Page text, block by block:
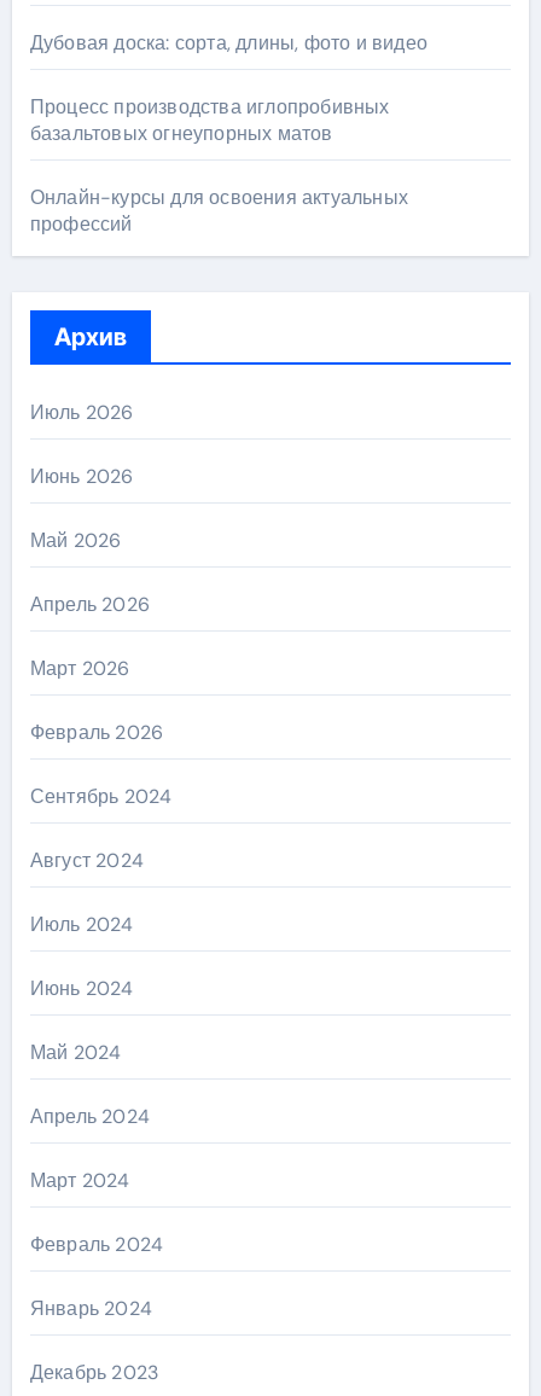
Дубовая доска: сорта, длины, фото и видео
Процесс производства иглопробивных
базальтовых огнеупорных матов
Онлайн-курсы для освоения актуальных
профессий
Архив
Июль 2026
Июнь 2026
Май 2026
Апрель 2026
Март 2026
Февраль 2026
Сентябрь 2024
Август 2024
Июль 2024
Июнь 2024
Май 2024
Апрель 2024
Март 2024
Февраль 2024
Январь 2024
Декабрь 2023